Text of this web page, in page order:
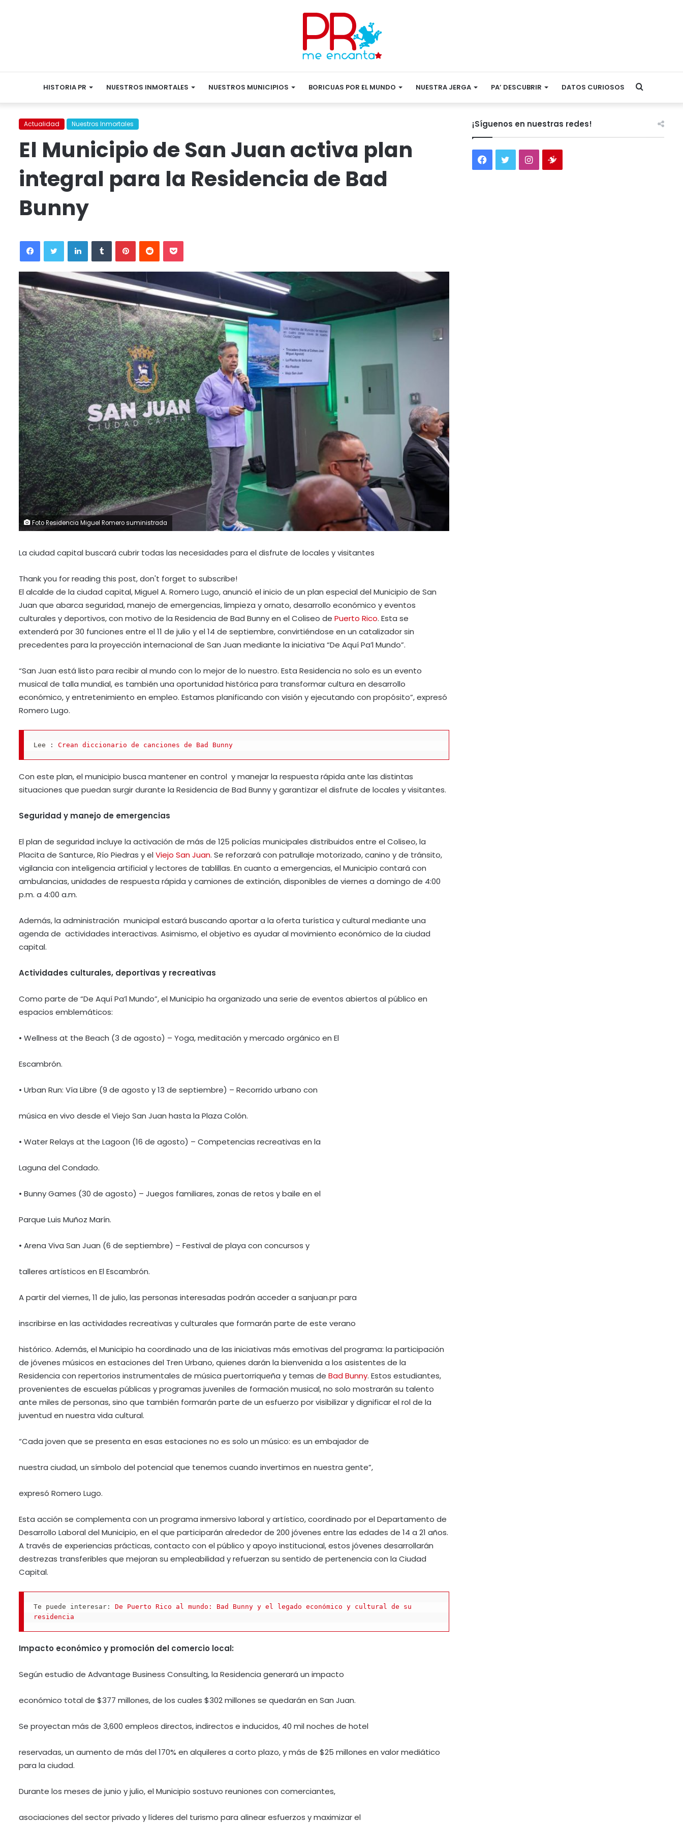
HISTORIA PR NUESTROS INMORTALES NUESTROS MUNICIPIOS BORICUAS POR EL MUNDO NUESTRA JERGA PA’ DESCUBRIR DATOS CURIOSOS Search
Actualidad Nuestros Inmortales
El Municipio de San Juan activa plan
integral para la Residencia de Bad
Bunny
FacebookTwitter LinkedInTumblrPinterestReddit Pocket
Foto Residencia Miguel Romero suministrada
La ciudad capital buscará cubrir todas las necesidades para el disfrute de locales y visitantes
Thank you for reading this post, don't forget to subscribe!
El alcalde de la ciudad capital, Miguel A. Romero Lugo, anunció el inicio de un plan especial del Municipio de San
Juan que abarca seguridad, manejo de emergencias, limpieza y ornato, desarrollo económico y eventos
culturales y deportivos, con motivo de la Residencia de Bad Bunny en el Coliseo de Puerto Rico. Esta se
extenderá por 30 funciones entre el 11 de julio y el 14 de septiembre, convirtiéndose en un catalizador sin
precedentes para la proyección internacional de San Juan mediante la iniciativa “De Aquí Pa’l Mundo”.
“San Juan está listo para recibir al mundo con lo mejor de lo nuestro. Esta Residencia no solo es un evento
musical de talla mundial, es también una oportunidad histórica para transformar cultura en desarrollo
económico, y entretenimiento en empleo. Estamos planificando con visión y ejecutando con propósito”, expresó
Romero Lugo.
Lee : Crean diccionario de canciones de Bad Bunny
Con este plan, el municipio busca mantener en control y manejar la respuesta rápida ante las distintas
situaciones que puedan surgir durante la Residencia de Bad Bunny y garantizar el disfrute de locales y visitantes.
Seguridad y manejo de emergencias
El plan de seguridad incluye la activación de más de 125 policías municipales distribuidos entre el Coliseo, la
Placita de Santurce, Río Piedras y el Viejo San Juan. Se reforzará con patrullaje motorizado, canino y de tránsito,
vigilancia con inteligencia artificial y lectores de tablillas. En cuanto a emergencias, el Municipio contará con
ambulancias, unidades de respuesta rápida y camiones de extinción, disponibles de viernes a domingo de 4:00
p.m. a 4:00 a.m.
Además, la administración municipal estará buscando aportar a la oferta turística y cultural mediante una
agenda de actividades interactivas. Asimismo, el objetivo es ayudar al movimiento económico de la ciudad
capital.
Actividades culturales, deportivas y recreativas
Como parte de “De Aquí Pa’l Mundo”, el Municipio ha organizado una serie de eventos abiertos al público en
espacios emblemáticos:
• Wellness at the Beach (3 de agosto) – Yoga, meditación y mercado orgánico en El
Escambrón.
• Urban Run: Vía Libre (9 de agosto y 13 de septiembre) – Recorrido urbano con
música en vivo desde el Viejo San Juan hasta la Plaza Colón.
• Water Relays at the Lagoon (16 de agosto) – Competencias recreativas en la
Laguna del Condado.
• Bunny Games (30 de agosto) – Juegos familiares, zonas de retos y baile en el
Parque Luis Muñoz Marín.
• Arena Viva San Juan (6 de septiembre) – Festival de playa con concursos y
talleres artísticos en El Escambrón.
A partir del viernes, 11 de julio, las personas interesadas podrán acceder a sanjuan.pr para
inscribirse en las actividades recreativas y culturales que formarán parte de este verano
histórico. Además, el Municipio ha coordinado una de las iniciativas más emotivas del programa: la participación
de jóvenes músicos en estaciones del Tren Urbano, quienes darán la bienvenida a los asistentes de la
Residencia con repertorios instrumentales de música puertorriqueña y temas de Bad Bunny. Estos estudiantes,
provenientes de escuelas públicas y programas juveniles de formación musical, no solo mostrarán su talento
ante miles de personas, sino que también formarán parte de un esfuerzo por visibilizar y dignificar el rol de la
juventud en nuestra vida cultural.
“Cada joven que se presenta en esas estaciones no es solo un músico: es un embajador de
nuestra ciudad, un símbolo del potencial que tenemos cuando invertimos en nuestra gente”,
expresó Romero Lugo.
Esta acción se complementa con un programa inmersivo laboral y artístico, coordinado por el Departamento de
Desarrollo Laboral del Municipio, en el que participarán alrededor de 200 jóvenes entre las edades de 14 a 21 años.
A través de experiencias prácticas, contacto con el público y apoyo institucional, estos jóvenes desarrollarán
destrezas transferibles que mejoran su empleabilidad y refuerzan su sentido de pertenencia con la Ciudad
Capital.
Te puede interesar: De Puerto Rico al mundo: Bad Bunny y el legado económico y cultural de su
residencia
Impacto económico y promoción del comercio local:
Según estudio de Advantage Business Consulting, la Residencia generará un impacto
económico total de $377 millones, de los cuales $302 millones se quedarán en San Juan.
Se proyectan más de 3,600 empleos directos, indirectos e inducidos, 40 mil noches de hotel
reservadas, un aumento de más del 170% en alquileres a corto plazo, y más de $25 millones en valor mediático
para la ciudad.
Durante los meses de junio y julio, el Municipio sostuvo reuniones con comerciantes,
asociaciones del sector privado y líderes del turismo para alinear esfuerzos y maximizar el
¡Síguenos en nuestras redes!
Facebook
TwitterInstagram